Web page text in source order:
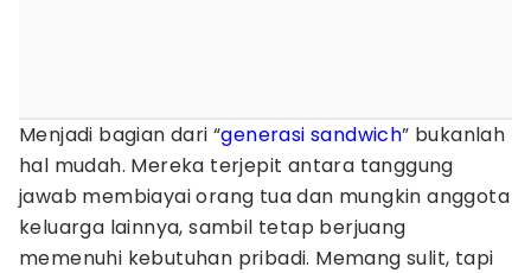
Menjadi bagian dari “generasi sandwich” bukanlah
hal mudah. Mereka terjepit antara tanggung
jawab membiayai orang tua dan mungkin anggota
keluarga lainnya, sambil tetap berjuang
memenuhi kebutuhan pribadi. Memang sulit, tapi